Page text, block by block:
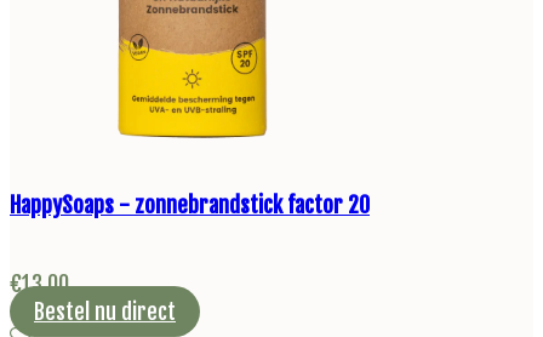
HappySoaps - zonnebrandstick factor 20
€13,00
Bestel nu direct